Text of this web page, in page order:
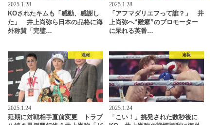
2025.1.28
KOされたキムも「感動、感謝し
た」 井上尚弥ら日本の品格に海
外称賛「完璧…
2025.1.28
「アフマダリエフって誰？」 井
上尚弥へ“難癖”のプロモーター
に呆れる英番…
速報
2025.1.24
延期に対戦相手直前変更 トラブ
速報
2025.1.24
「こい！」挑発された数秒後に